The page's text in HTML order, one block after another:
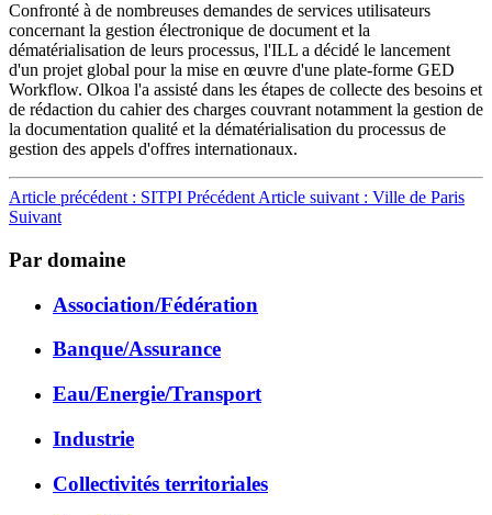
Confronté à de nombreuses demandes de services utilisateurs
concernant la gestion électronique de document et la
dématérialisation de leurs processus, l'ILL a décidé le lancement
d'un projet global pour la mise en œuvre d'une plate-forme GED
Workflow. Olkoa l'a assisté dans les étapes de collecte des besoins et
de rédaction du cahier des charges couvrant notamment la gestion de
la documentation qualité et la dématérialisation du processus de
gestion des appels d'offres internationaux.
Article précédent : SITPI Précédent Article suivant : Ville de Paris
Suivant
Par domaine
Association/Fédération
Banque/Assurance
Eau/Energie/Transport
Industrie
Collectivités territoriales